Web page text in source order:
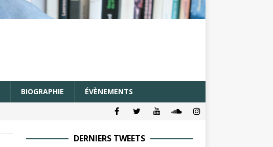
BIOGRAPHIE ÉVÈNEMENTS
DERNIERS TWEETS